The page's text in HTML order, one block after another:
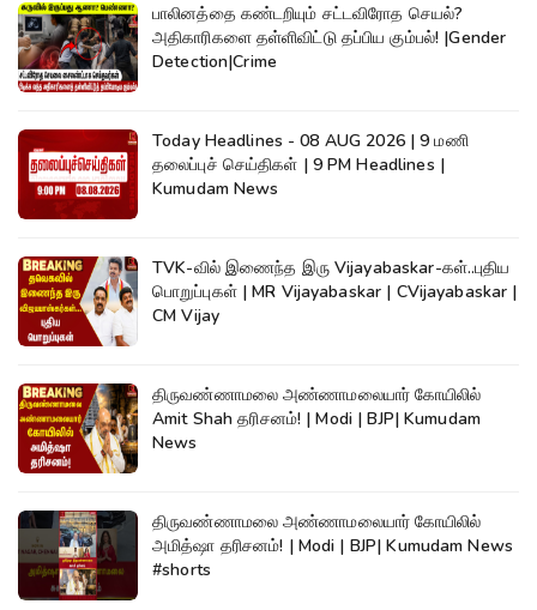
பாலினத்தை கண்டறியும் சட்டவிரோத செயல்?
அதிகாரிகளை தள்ளிவிட்டு தப்பிய கும்பல்! |Gender
Detection|Crime
Today Headlines - 08 AUG 2026 | 9 மணி
தலைப்புச் செய்திகள் | 9 PM Headlines |
Kumudam News
TVK-வில் இணைந்த இரு Vijayabaskar-கள்..புதிய
பொறுப்புகள் | MR Vijayabaskar | CVijayabaskar |
CM Vijay
திருவண்ணாமலை அண்ணாமலையார் கோயிலில்
Amit Shah தரிசனம்! | Modi | BJP| Kumudam
News
திருவண்ணாமலை அண்ணாமலையார் கோயிலில்
அமித்ஷா தரிசனம்! | Modi | BJP| Kumudam News
#shorts